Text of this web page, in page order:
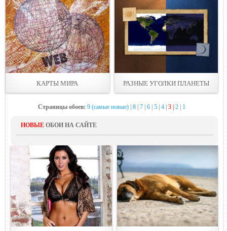
КАРТЫ МИРА РАЗНЫЕ УГОЛКИ ПЛАНЕТЫ
Страницы обоев: 9 (самые новые) 8 7 6 5 4 3 | 2 1
НОВЫЕ ОБОИ НА САЙТЕ